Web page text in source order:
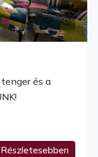
és a
Részletesebben